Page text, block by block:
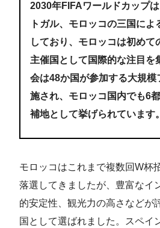
2030年FIFAワールドカップ
トガル、モロッコの三国によ
しており、モロッコは初めて
主催国として国際的な注目を
会は48か国が参加する大規模
施され、モロッコ国内でも6
補地として挙げられています。
モロッコはこれまで複数回W杯
落選してきましたが、豊富なイ
的安定性、観光力の高さなどが
国として選ばれました。スペイ